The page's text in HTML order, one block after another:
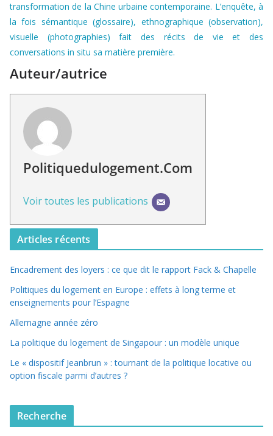
transformation de la Chine urbaine contemporaine. L’enquête, à
la fois sémantique (glossaire), ethnographique (observation),
visuelle (photographies) fait des récits de vie et des
conversations in situ sa matière première.
Auteur/autrice
Politiquedulogement.com
Voir toutes les publications
Articles récents
Encadrement des loyers : ce que dit le rapport Fack & Chapelle
Politiques du logement en Europe : effets à long terme et
enseignements pour l’Espagne
Allemagne année zéro
La politique du logement de Singapour : un modèle unique
Le « dispositif Jeanbrun » : tournant de la politique locative ou
option fiscale parmi d’autres ?
Recherche